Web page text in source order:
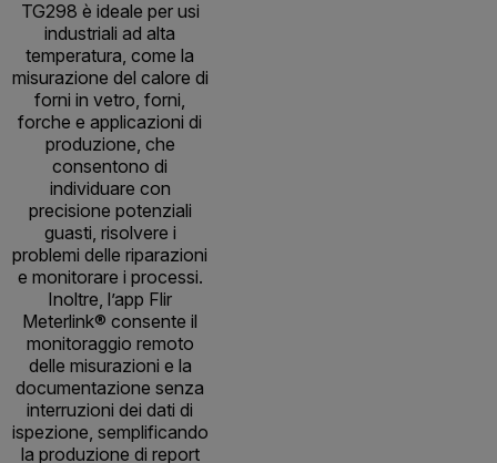
TG298 è ideale per usi
industriali ad alta
temperatura, come la
misurazione del calore di
forni in vetro, forni,
forche e applicazioni di
produzione, che
consentono di
individuare con
precisione potenziali
guasti, risolvere i
problemi delle riparazioni
e monitorare i processi.
Inoltre, l’app Flir
Meterlink® consente il
monitoraggio remoto
delle misurazioni e la
documentazione senza
interruzioni dei dati di
ispezione, semplificando
la produzione di report